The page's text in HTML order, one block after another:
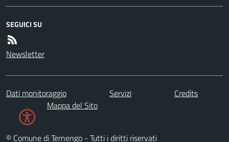
SEGUICI SU
Newsletter
Dati monitoraggio Servizi
Credits
Mappa del Sito
© Comune di Ternengo - Tutti i diritti riservati